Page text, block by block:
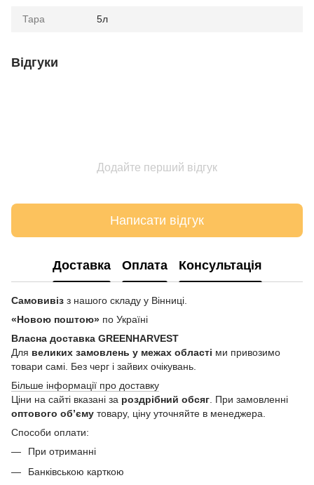
Тара 5л
Відгуки
Додайте перший відгук
Написати відгук
Доставка Оплата Консультація
Самовивіз з нашого складу у Вінниці.
«Новою поштою» по Україні
Власна доставка GREENHARVEST
Для великих замовлень у межах області ми привозимо
товари самі. Без черг і зайвих очікувань.
Більше інформації про доставку
Ціни на сайті вказані за роздрібний обсяг . При замовленні
оптового об’єму товару, ціну уточняйте в менеджера.
Способи оплати:
При отриманні
Банківською карткою